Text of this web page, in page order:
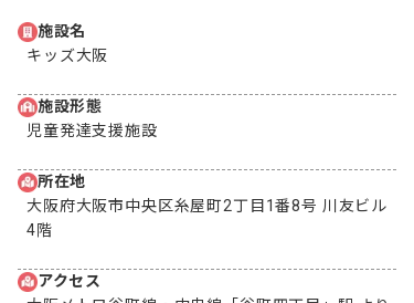
施設名
キッズ大阪
施設形態
児童発達支援施設
所在地
大阪府大阪市中央区糸屋町2丁目1番8号 川友ビル
4階
アクセス